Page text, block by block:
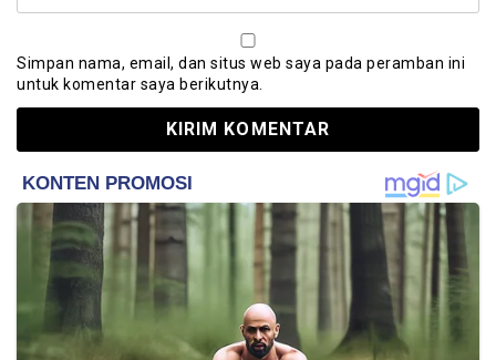
Simpan nama, email, dan situs web saya pada peramban ini
untuk komentar saya berikutnya.